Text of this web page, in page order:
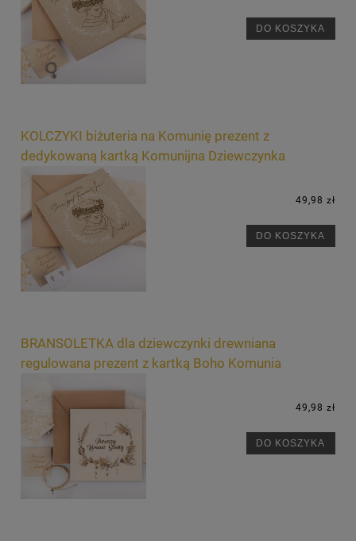
DO KOSZYKA
KOLCZYKI biżuteria na Komunię prezent z
dedykowaną kartką Komunijna Dziewczynka
49,98 zł
DO KOSZYKA
BRANSOLETKA dla dziewczynki drewniana
regulowana prezent z kartką Boho Komunia
49,98 zł
DO KOSZYKA